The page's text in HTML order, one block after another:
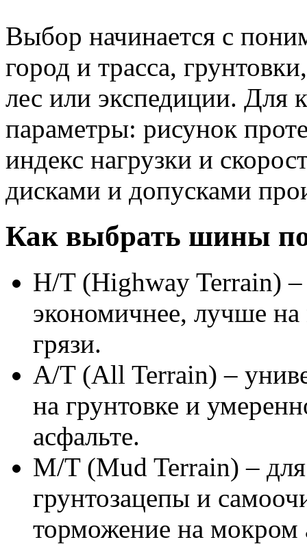
Выбор начинается с
город и трасса,
лес или экспедиции. Для
параметры: рисунок
индекс нагрузки и
дисками и допусками
Как выбрать шины
H/T (Highway Terrain)
экономичнее, лучше на
грязи.
A/T (All Terrain) –
на грунтовке и
асфальте.
M/T (Mud Terrain) –
грунтозацепы и
торможение на мокром